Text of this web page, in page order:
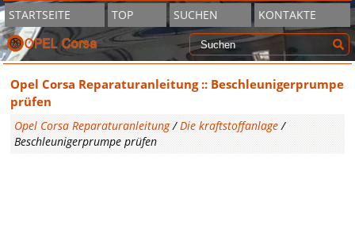
STARTSEITE TOP SUCHEN KONTAKTE
Opel Corsa Reparaturanleitung :: Beschleunigerprumpe
prüfen
Opel Corsa Reparaturanleitung/Die kraftstoffanlage /
Beschleunigerprumpe prüfen